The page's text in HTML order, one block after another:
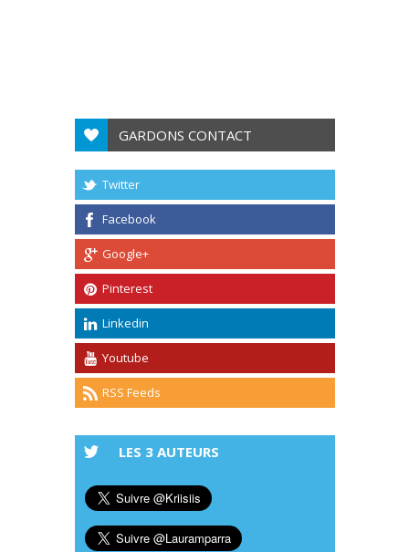
GARDONS CONTACT
Twitter
Facebook
Google+
Pinterest
Linkedin
Youtube
RSS Feeds
LES 3 AUTEURS